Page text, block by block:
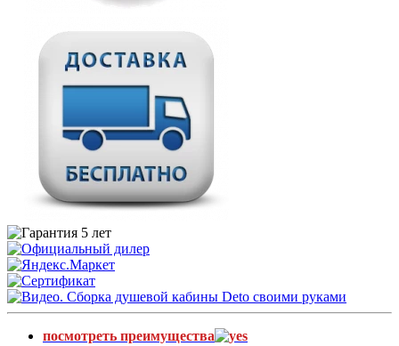
посмотреть преимущества